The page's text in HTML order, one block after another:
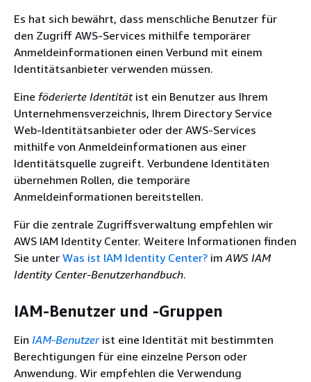
Es hat sich bewährt, dass menschliche Benutzer für
den Zugriff AWS-Services mithilfe temporärer
Anmeldeinformationen einen Verbund mit einem
Identitätsanbieter verwenden müssen.
Eine föderierte Identitätist ein Benutzer aus Ihrem
Unternehmensverzeichnis, Ihrem Directory Service
Web-Identitätsanbieter oder der AWS-Services
mithilfe von Anmeldeinformationen aus einer
Identitätsquelle zugreift. Verbundene Identitäten
übernehmen Rollen, die temporäre
Anmeldeinformationen bereitstellen.
Für die zentrale Zugriffsverwaltung empfehlen wir
AWS IAM Identity Center. Weitere Informationen finden
Sie unter Was ist IAM Identity Center? imAWS IAM
Identity Center-Benutzerhandbuch.
IAM-Benutzer und -Gruppen
Ein IAM-Benutzerist eine Identität mit bestimmten
Berechtigungen für eine einzelne Person oder
Anwendung. Wir empfehlen die Verwendung